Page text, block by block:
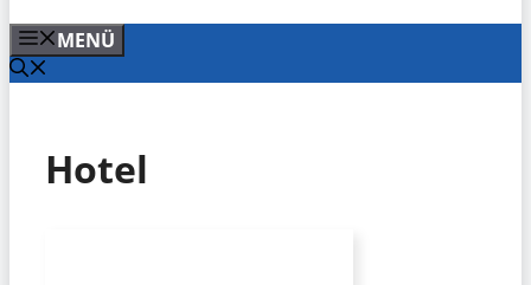
MENÜ
Hotel